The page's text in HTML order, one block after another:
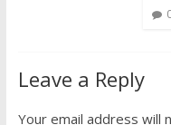
Leave a Reply
Your email address will